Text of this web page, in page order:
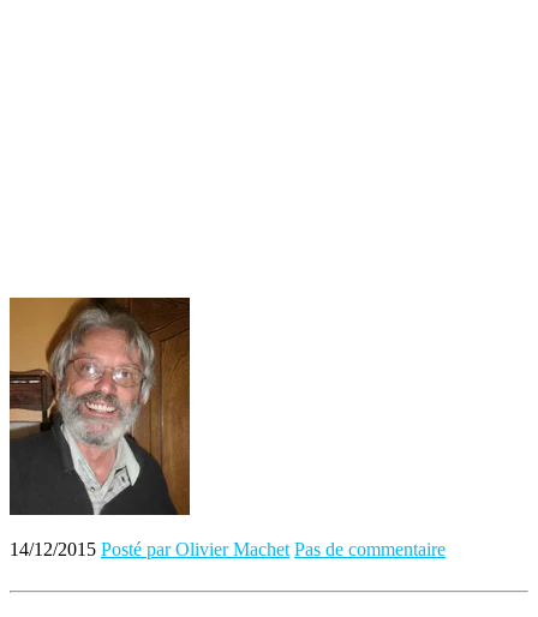
14/12/2015 Posté par Olivier Machet Pas de commentaire